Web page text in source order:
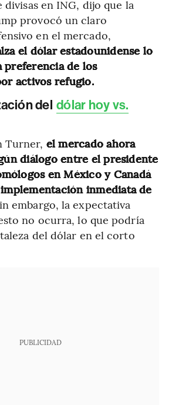
divisas en ING, dijo que la
provocó un claro
en el mercado,
el dólar estadounidense lo
preferencia de los
activos refugio.
del dólar hoy vs.
Turner, el mercado ahora
diálogo entre el presidente
en México y Canadá
inmediata de
embargo, la expectativa
no ocurra, lo que podría
del dólar en el corto
PUBLICIDAD